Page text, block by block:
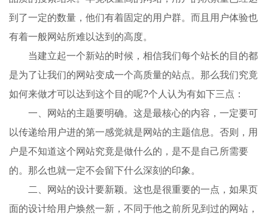
到了一定的数量，他们有着固定的用户群。而且用户体验也
有着一般网站所难以达到的高度。
当建立起一个新站的时候，相信我们每个站长的目的都
是为了让我们的网站变成一个高质量的站点。那么我们究竟
如何来做才可以达到这个目的呢?个人认为有如下三点：
一、网站的主题要明确。这是最核心的内容，一定要可
以传递给用户进的第一感觉就是网站的主题信息。否则，用
户是不知道这个网站究竟是做什么的，是不是自己所需要
的。那么也就一定不会留下什么深刻的印象。
二、网站的设计要新颖。这也是很重要的一点，如果页
面的设计给用户焕然一新，不同于他之前所见到过的网站，